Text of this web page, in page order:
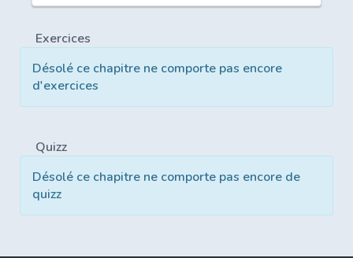
Exercices
Désolé ce chapitre ne comporte pas encore
d'exercices
Quizz
Désolé ce chapitre ne comporte pas encore de
quizz